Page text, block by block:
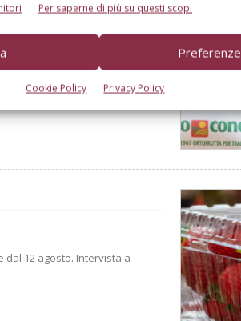
Per saperne di più su questi scopi
Preferenze
Cookie Policy Privacy Policy
un alibi
incidere in modo evidente
un alibi per eliminare oggi
realmente efficaci. Sono
la partita
12 agosto. Intervista a